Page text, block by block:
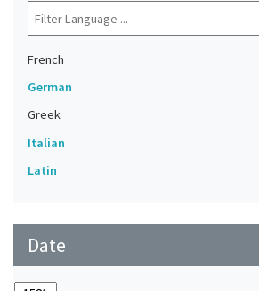
French
German
Greek
Italian
Latin
Date